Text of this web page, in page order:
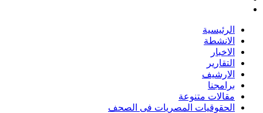
الرئيسية
الانشطة
الاخبار
التقارير
الارشيف
برامجنا
مقالات متنوعة
الحقوقيات المصريات فى الصحف